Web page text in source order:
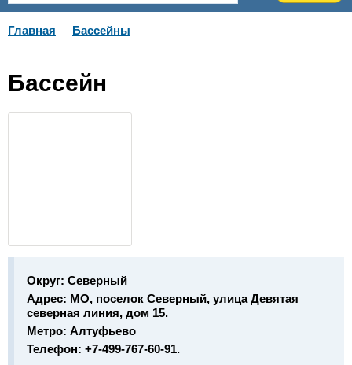
Главная Бассейны
Бассейн
Округ: Северный
Адрес: МО, поселок Северный, улица Девятая
северная линия, дом 15.
Метро: Алтуфьево
Телефон: +7-499-767-60-91.